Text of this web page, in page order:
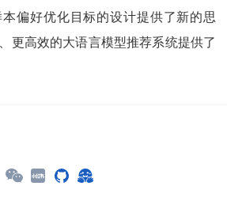
本偏好优化目标的设计提供了新的思
更高效的大语言模型推荐系统提供了